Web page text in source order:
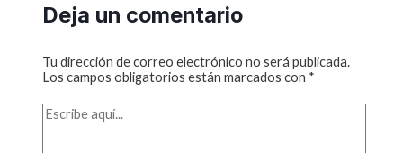
Deja un comentario
Tu dirección de correo electrónico no será publicada.
Los campos obligatorios están marcados con *